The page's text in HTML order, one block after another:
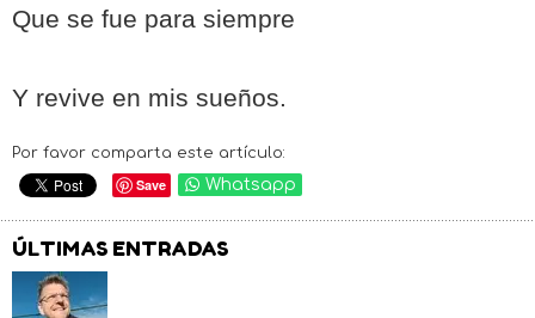
Que se fue para siempre
Y revive en mis sueños.
Por favor comparta este artículo:
Save Whatsapp
ÚLTIMAS ENTRADAS